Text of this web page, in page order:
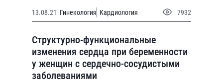
13.08.21 Гинекология Кардиология 7932
Структурно-функциональные
изменения сердца при беременности
у женщин с сердечно-сосудистыми
заболеваниями